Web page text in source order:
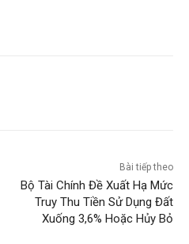
Bài tiếp theo
Bộ Tài Chính Đề Xuất Hạ Mức
Truy Thu Tiền Sử Dụng Đất
Xuống 3,6% Hoặc Hủy Bỏ